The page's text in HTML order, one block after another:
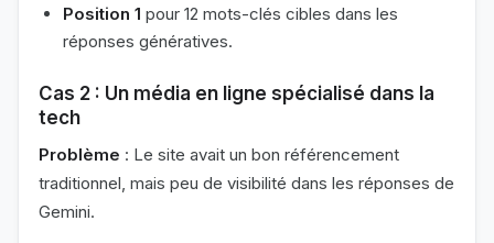
Position 1 pour 12 mots-clés cibles dans les
réponses génératives.
Cas 2 : Un média en ligne spécialisé dans la
tech
Problème : Le site avait un bon référencement
traditionnel, mais peu de visibilité dans les réponses de
Gemini.